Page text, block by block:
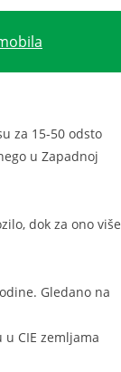
za 15-50 odsto
u Zapadnoj
dok za ono više
Gledano na
CIE zemljama